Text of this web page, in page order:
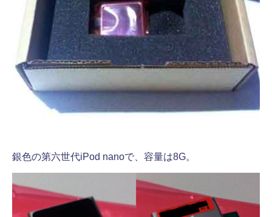
銀色の第六世代iPod nanoで、容量は8G。